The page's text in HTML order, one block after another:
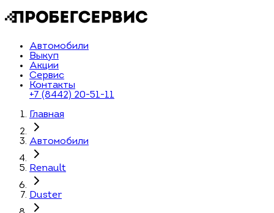
Автомобили
Выкуп
Акции
Сервис
Контакты
+7 (8442) 20-51-11
Главная
Автомобили
Renault
Duster